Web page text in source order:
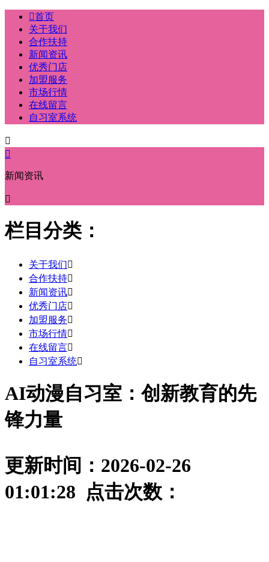
首页
关于我们
合作扶持
新闻资讯
优秀门店
加盟服务
市场行情
在线留言
自习室系统


新闻资讯

栏目分类：
关于我们
合作扶持
新闻资讯
优秀门店
加盟服务
市场行情
在线留言
自习室系统
AI动漫自习室：创新教育的先
锋力量
更新时间：2026-02-26
01:01:28 点击次数：